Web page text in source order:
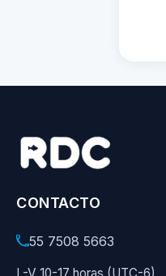
CONTACTO
55 7508 5663